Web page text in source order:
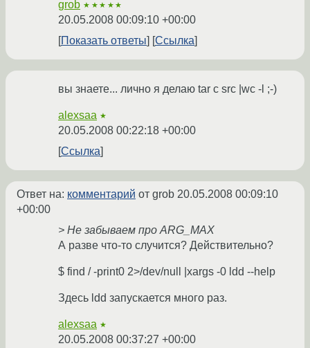
grob ★★★★★
20.05.2008 00:09:10 +00:00
Показать ответы
Ссылка
вы знаете... лично я делаю tar c src |wc -l ;-)
alexsaa ★
20.05.2008 00:22:18 +00:00
Ссылка
Ответ на: комментарий от grob 20.05.2008 00:09:10
+00:00
> Не забываем про ARG_MAX
А разве что-то случится? Действительно?
$ find / -print0 2>/dev/null |xargs -0 ldd --help
Здесь ldd запускается много раз.
alexsaa ★
20.05.2008 00:37:27 +00:00